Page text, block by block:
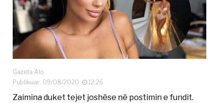
Gazeta Alo
Publikuar: 09/08/2020
12:26
Zaimina duket tejet joshëse në postimin e fundit.